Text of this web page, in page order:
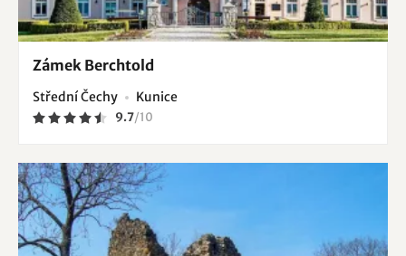
Zámek Berchtold
Střední Čechy Kunice
9.7/10